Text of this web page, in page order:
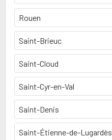
Rouen
Saint-Brieuc
Saint-Cloud
Saint-Cyr-en-Val
Saint-Denis
Saint-Étienne-de-Lugardès